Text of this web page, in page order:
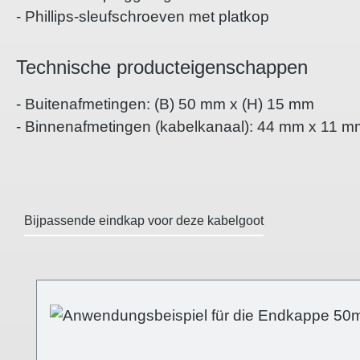
- Phillips-sleufschroeven met platkop
Technische producteigenschappen
- Buitenafmetingen: (B) 50 mm x (H) 15 mm
- Binnenafmetingen (kabelkanaal): 44 mm x 11
Bijpassende eindkap voor deze kabelgoot